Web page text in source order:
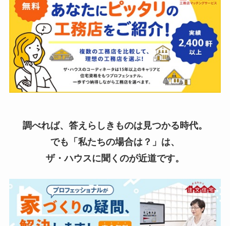
調べれば、答えらしきものは見つかる時代。
でも「私たちの場合は？」は、
ザ・ハウスに聞くのが近道です。